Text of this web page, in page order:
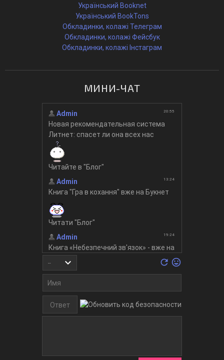
Український Booknet
Український BookTons
Обкладинки, колажі Телеграм
Обкладинки, колажі Фейсбук
Обкладинки, колажі Інстаграм
МИНИ-ЧАТ